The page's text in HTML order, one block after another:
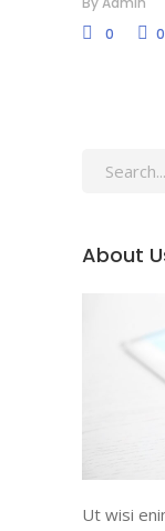
0
0
Search
About
Ut wisi